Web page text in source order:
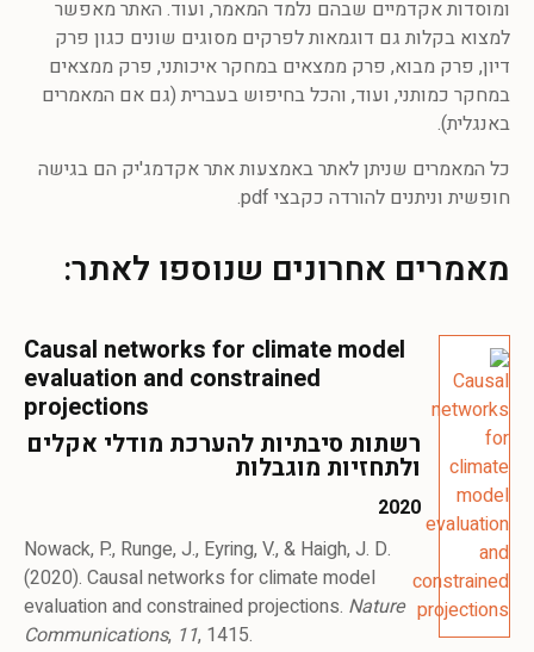
ומוסדות אקדמיים שבהם נלמד המאמר, ועוד. האתר מאפשר
למצוא בקלות גם דוגמאות לפרקים מסוגים שונים כגון פרק
דיון, פרק מבוא, פרק ממצאים במחקר איכותני, פרק ממצאים
במחקר כמותני, ועוד, והכל בחיפוש בעברית (גם אם המאמרים
באנגלית).
כל המאמרים שניתן לאתר באמצעות אתר אקדמג'יק הם בגישה
חופשית וניתנים להורדה כקבצי pdf.
מאמרים אחרונים שנוספו לאתר:
Causal networks for climate model
evaluation and constrained
projections
רשתות סיבתיות להערכת מודלי אקלים
ולתחזיות מוגבלות
2020
Nowack, P., Runge, J., Eyring, V., & Haigh, J. D.
(2020). Causal networks for climate model
evaluation and constrained projections. Nature
Communications, 11, 1415.